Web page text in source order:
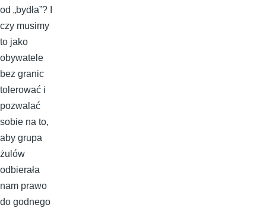
od „bydła”? I
czy musimy
to jako
obywatele
bez granic
tolerować i
pozwalać
sobie na to,
aby grupa
żulów
odbierała
nam prawo
do godnego